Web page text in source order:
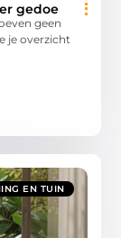
gedoe
geen
je overzicht
EN TUIN